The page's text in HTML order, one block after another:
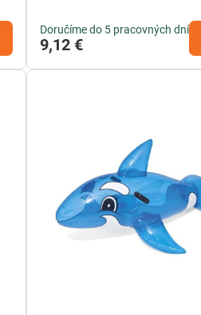
Doručíme do 5 pracovných dní
9,12 €